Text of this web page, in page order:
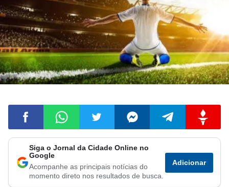
Compartilhar
no
Compartilhar
no
Compartilhar
no
Compartilhar
no
Compartilhar
no
no
Siga o Jornal da Cidade Online no
Google
Acompanhe as principais notícias do
momento direto nos resultados de busca.
Adicionar